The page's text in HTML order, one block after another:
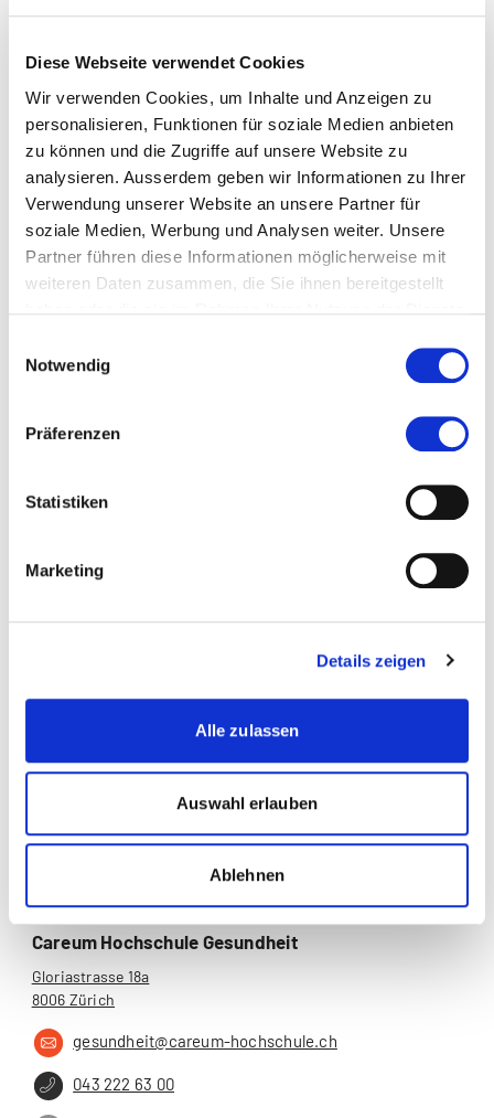
Diese Webseite verwendet Cookies
Wir verwenden Cookies, um Inhalte und Anzeigen zu
personalisieren, Funktionen für soziale Medien anbieten
zu können und die Zugriffe auf unsere Website zu
analysieren. Ausserdem geben wir Informationen zu Ihrer
Verwendung unserer Website an unsere Partner für
soziale Medien, Werbung und Analysen weiter. Unsere
Partner führen diese Informationen möglicherweise mit
weiteren Daten zusammen, die Sie ihnen bereitgestellt
Notwendig
Präferenzen
Statistiken
Marketing
Details zeigen
Alle zulassen
Auswahl erlauben
Ablehnen
Zur Merkliste hinzufügen
Themen, die der Person zugeordnet sind:
Alter
Gesundheit
Careum Hochschule Gesundheit
Gloriastrasse 18a
8006 Zürich
gesundheit@careum-hochschule.ch
043 222 63 00